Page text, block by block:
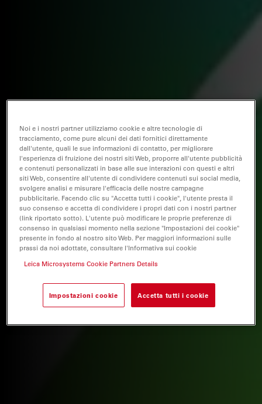
Noi e i nostri partner utilizziamo cookie e altre tecnologie di
tracciamento, come pure alcuni dei dati fornitici direttamente
dall'utente, quali le sue informazioni di contatto, per migliorare
l'esperienza di fruizione dei nostri siti Web, proporre all'utente pubblicità
e contenuti personalizzati in base alle sue interazioni con questi e altri
siti Web, consentire all'utente di condividere contenuti sui social media,
svolgere analisi e misurare l'efficacia delle nostre campagne
pubblicitarie. Facendo clic su "Accetta tutti i cookie", l'utente presta il
suo consenso e accetta di condividere i propri dati con i nostri partner
(link riportato sotto). L'utente può modificare le proprie preferenze di
consenso in qualsiasi momento nella sezione "Impostazioni dei cookie"
presente in fondo al nostro sito Web. Per maggiori informazioni sulle
prassi da noi adottate, consultare l'Informativa sui cookie
Leica Microsystems Cookie Partners Details
Impostazioni cookie Accetta tutti i cookie